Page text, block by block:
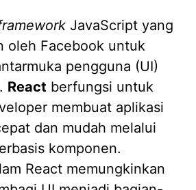
JavaScript yang
oleh Facebook untuk
pengguna (UI)
React berfungsi untuk
membuat aplikasi
dan mudah melalui
komponen.
React memungkinkan